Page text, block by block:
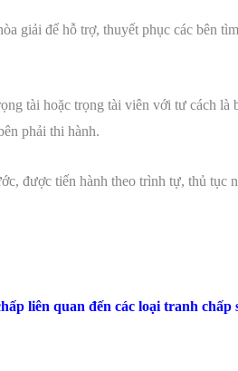
giải để hỗ trợ, thuyết phục các bên
tài hoặc trọng tài viên với tư cách là
phải thi hành.
được tiến hành theo trình tự, thủ tục
liên quan đến các loại tranh chấp